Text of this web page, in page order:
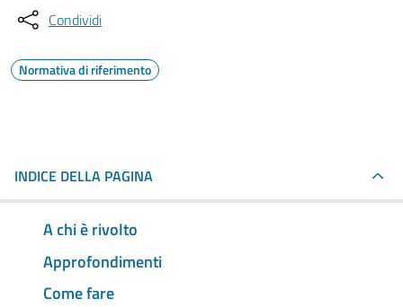
Condividi
Normativa di riferimento
INDICE DELLA PAGINA
A chi è rivolto
Approfondimenti
Come fare